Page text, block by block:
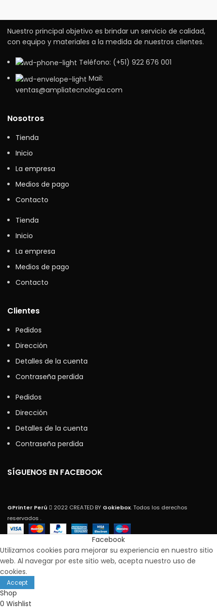
Nuestro principal objetivo es brindar un servicio de calidad,
con equipo y materiales a la medida de nuestros clientes.
Teléfono: (+51) 922 676 001
Mail:
ventas@ampliatecnologia.com
Nosotros
Tienda
Inicio
La empresa
Medios de pago
Contacto
Tienda
Inicio
La empresa
Medios de pago
Contacto
Clientes
Pedidos
Dirección
Detalles de la cuenta
Contraseña perdida
Pedidos
Dirección
Detalles de la cuenta
Contraseña perdida
SÍGUENOS EN FACEBOOK
GPrinter Perú 2022 CREATED BY Gokiebox. Todos los derechos
reservados .
Facebook
Utilizamos cookies para mejorar su experiencia en nuestro sitio
web. Al navegar por este sitio web, acepta nuestro uso de
cookies.
Accept
Shop
0 Wishlist